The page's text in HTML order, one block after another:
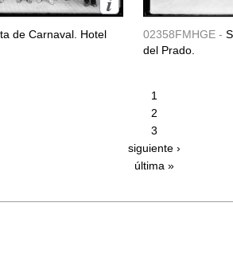
de Carnaval. Hotel
02358FMHGE -
del Prado.
1
2
3
siguiente ›
última »